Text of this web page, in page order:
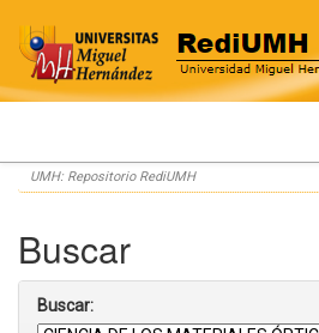
Skip
navigation
UMH: Repositorio RediUMH
Buscar
Buscar: